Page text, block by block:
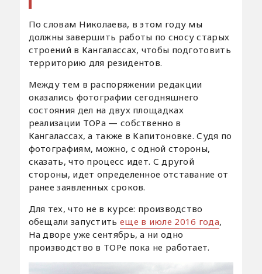
По словам Николаева, в этом году мы
должны завершить работы по сносу старых
строений в Кангалассах, чтобы подготовить
территорию для резидентов.
Между тем в распоряжении редакции
оказались фотографии сегодняшнего
состояния дел на двух площадках
реализации ТОРа — собственно в
Кангалассах, а также в Капитоновке. Судя по
фотографиям, можно, с одной стороны,
сказать, что процесс идет. С другой
стороны, идет определенное отставание от
ранее заявленных сроков.
Для тех, что не в курсе: производство
обещали запустить еще в июле 2016 года,
На дворе уже сентябрь, а ни одно
производство в ТОРе пока не работает.